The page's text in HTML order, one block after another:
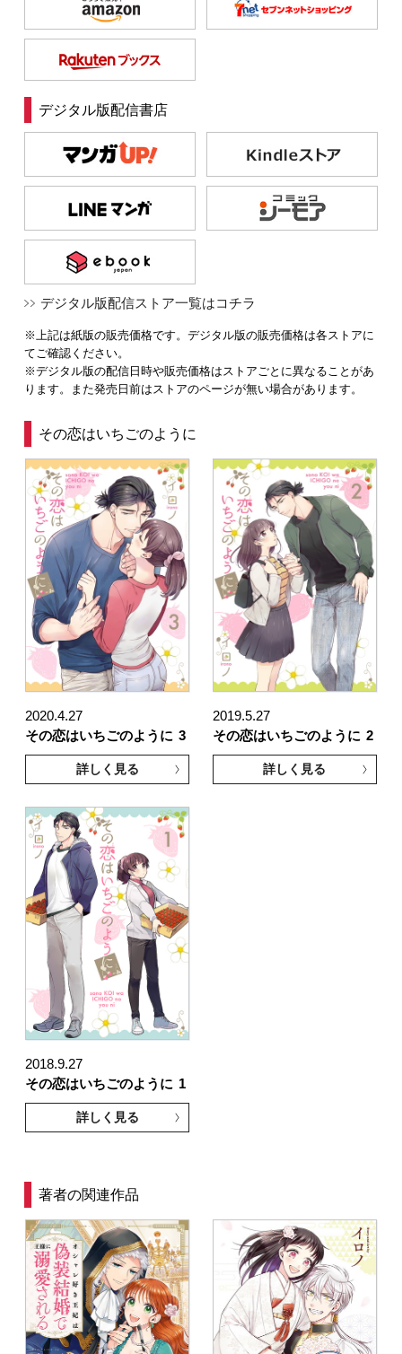
デジタル版配信書店
デジタル版配信ストア一覧はコチラ
※上記は紙版の販売価格です。デジタル版の販売価格は各ストアに
てご確認ください。
※デジタル版の配信日時や販売価格はストアごとに異なることがあ
ります。また発売日前はストアのページが無い場合があります。
その恋はいちごのように
2020.4.27
その恋はいちごのように 3
詳しく見る
2019.5.27
その恋はいちごのように 2
詳しく見る
2018.9.27
その恋はいちごのように 1
詳しく見る
著者の関連作品